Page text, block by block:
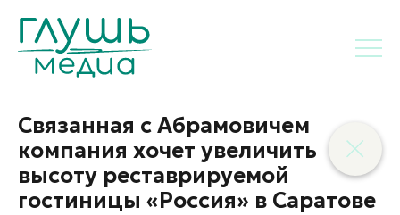
Связанная с Абрамовичем
компания хочет увеличить
высоту реставрируемой
гостиницы «Россия» в Саратове